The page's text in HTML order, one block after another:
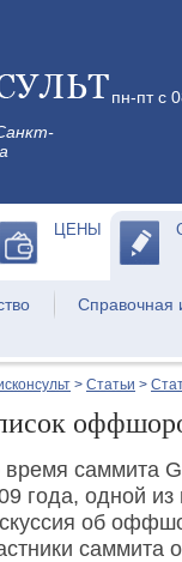
пн-пт с
ЦЕНЫ
> Статьи >
время саммита
года, одной
об
саммита